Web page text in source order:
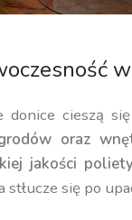
donice cieszą
oraz
jakości
stłucze się po